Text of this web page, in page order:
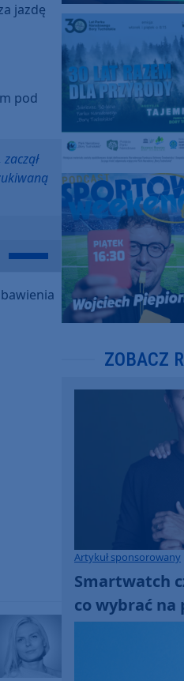
jazdę
pod
Use
Up/Down
Arrow
ZOBACZ
Artykuł sponsorowany
Smartwatch
co wybrać na